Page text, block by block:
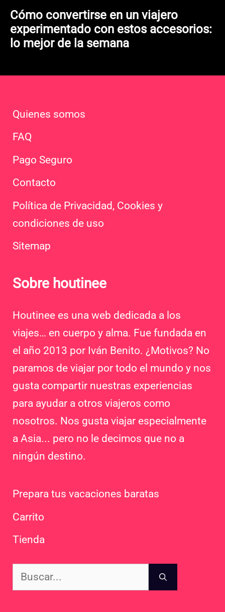
Cómo convertirse en un viajero
experimentado con estos accesorios:
lo mejor de la semana
Quienes somos
FAQ
Pago Seguro
Contacto
Política de Privacidad, Cookies y
condiciones de uso
Sitemap
Sobre houtinee
Houtinee es una web dedicada a los
viajes… en cuerpo y alma. Fue fundada en
el año 2013 por Iván Benito. ¿Motivos? No
paramos de viajar por todo el mundo y nos
gusta compartir nuestras experiencias
para ayudar a otros viajeros como
nosotros. Nos gusta viajar especialmente
a Asia... pero no le decimos que no a
ningún destino.
Prepara tus vacaciones baratas
Carrito
Tienda
Buscar: